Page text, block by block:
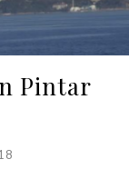
Pintar